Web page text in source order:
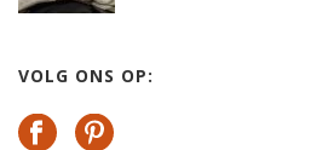
VOLG ONS OP: